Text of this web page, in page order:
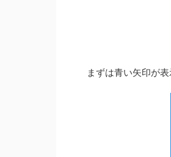
まずは青い矢印が